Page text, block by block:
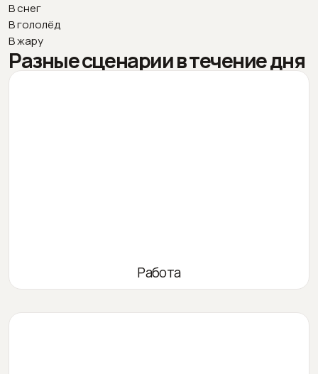
В снег
В гололёд
В жару
Разные сценарии в течение дня
Работа